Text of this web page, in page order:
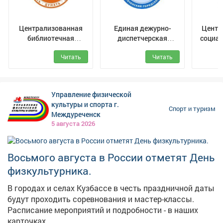
региона. В зоне «Время рекордов» — празднование
бюджете города на 2026 год не запланирована
территории Центрального района. Собственники
помещений многоквартирных домов, желающие
организовать спортивную площадку, могут принять
решение об её установке на придомовой территории
собственников помещений», - добавили чиновники.
Фото: АиФ
Централизованная
библиотечная
система Мысковского
городского округа
Читать
Единая дежурно-
диспетчерская
служба
Междуреченского
Читать
Управление физической
культуры и спорта г.
Междуреченск
5 августа 2026
Спорт и туризм
Восьмого августа в России отметят День
физкультурника.
В городах и селах Кузбассе в честь праздничной даты
будут проходить соревнования и мастер-классы.
Расписание мероприятий и подробности - в наших